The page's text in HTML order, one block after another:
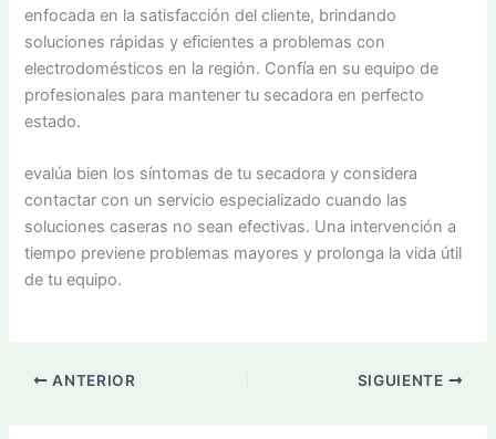
enfocada en la satisfacción del cliente, brindando
soluciones rápidas y eficientes a problemas con
electrodomésticos en la región. Confía en su equipo de
profesionales para mantener tu secadora en perfecto
estado.
evalúa bien los síntomas de tu secadora y considera
contactar con un servicio especializado cuando las
soluciones caseras no sean efectivas. Una intervención a
tiempo previene problemas mayores y prolonga la vida útil
de tu equipo.
ANTERIOR SIGUIENTE